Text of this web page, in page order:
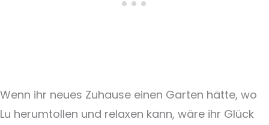
Wenn ihr neues Zuhause einen Garten hätte, wo
Lu herumtollen und relaxen kann, wäre ihr Glück